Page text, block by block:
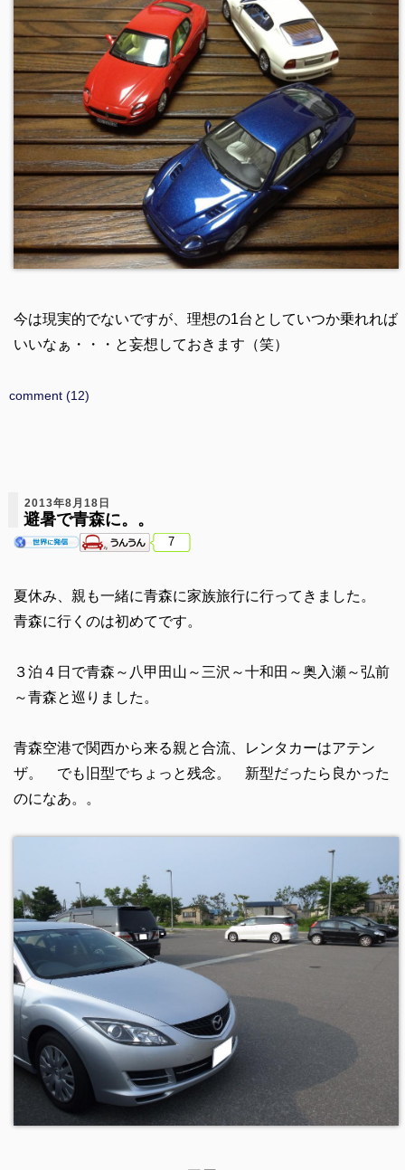
今は現実的でないですが、理想の1台としていつか乗れれば
いいなぁ・・・と妄想しておきます（笑）
comment (12)
2013年8月18日
避暑で青森に。。
7
夏休み、親も一緒に青森に家族旅行に行ってきました。
青森に行くのは初めてです。
３泊４日で青森～八甲田山～三沢～十和田～奥入瀬～弘前
～青森と巡りました。
青森空港で関西から来る親と合流、レンタカーはアテン
ザ。 でも旧型でちょっと残念。 新型だったら良かった
のになあ。。